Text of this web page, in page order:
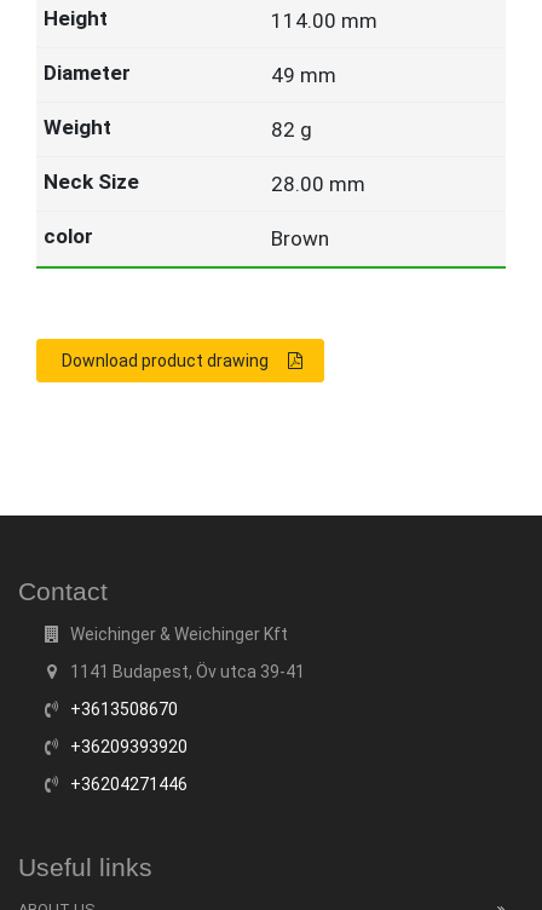
114.00 mm
49 mm
82 g
28.00 mm
Brown
Download product drawing
Contact
Weichinger & Weichinger Kft
1141 Budapest, Öv utca 39-41
+3613508670
+36209393920
+36204271446
Useful links